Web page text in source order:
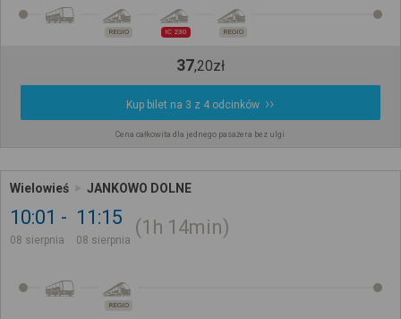
REGIO IC 230 REGIO
37,20zł
Kup bilet na 3 z 4 odcinków
Cena całkowita dla jednego pasażera bez ulgi
Wielowieś JANKOWO DOLNE
10:01
08 sierpnia
11:15
08 sierpnia
1h 14min
REGIO